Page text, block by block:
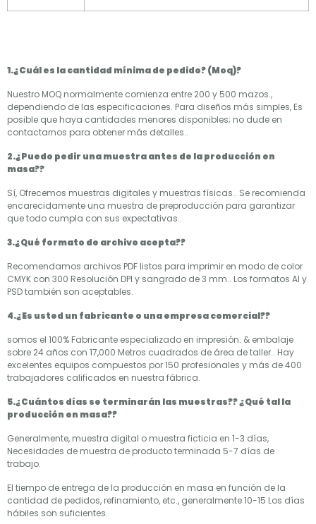
1.¿Cuál es la cantidad mínima de pedido? (Moq)?
Nuestro MOQ normalmente comienza entre 200 y 500 mazos.,
dependiendo de las especificaciones. Para diseños más simples, Es
posible que haya cantidades menores disponibles; no dude en
contactarnos para obtener más detalles..
2.¿Puedo pedir una muestra antes de la producción en
masa??
Sí, Ofrecemos muestras digitales y muestras físicas.. Se recomienda
encarecidamente una muestra de preproducción para garantizar
que todo cumpla con sus expectativas..
3.¿Qué formato de archivo acepta??
Recomendamos archivos PDF listos para imprimir en modo de color
CMYK con 300 Resolución DPI y sangrado de 3 mm.. Los formatos AI y
PSD también son aceptables.
4.¿Es usted un fabricante o una empresa comercial??
somos el 100% Fabricante especializado en impresión. & embalaje
sobre 24 años con 17,000 Metros cuadrados de área de taller.. Hay
excelentes equipos compuestos por 150 profesionales y más de 400
trabajadores calificados en nuestra fábrica.
5.¿Cuántos días se terminarán las muestras?? ¿Qué tal la
producción en masa??
Generalmente, muestra digital o muestra ficticia en 1-3 días,
Necesidades de muestra de producto terminada 5-7 días de
trabajo.
El tiempo de entrega de la producción en masa en función de la
cantidad de pedidos, refinamiento, etc., generalmente 10-15 Los días
hábiles son suficientes.